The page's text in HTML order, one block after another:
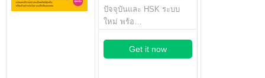
ปัจจุบันและ HSK ระบบ
ใหม่ พร้อ…
Get it now